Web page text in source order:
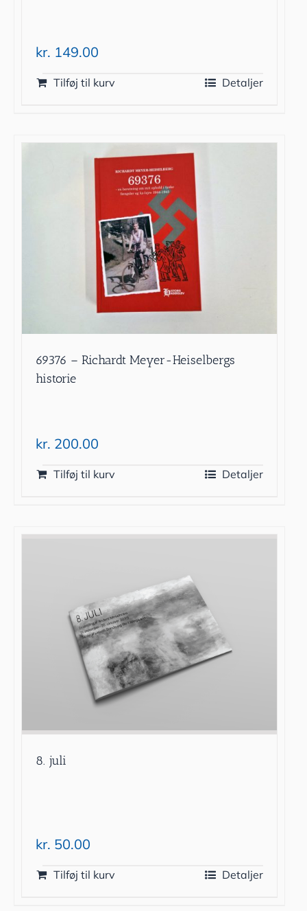
kr. 149.00
Tilføj til kurv Detaljer
69376 – Richardt Meyer-Heiselbergs
historie
kr. 200.00
Tilføj til kurv Detaljer
8. juli
kr. 50.00
Tilføj til kurv Detaljer